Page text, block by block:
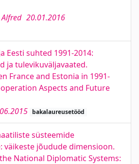
20.01.2016
Eesti suhted 1991-2014:
ja tulevikuväljavaated.
France and Estonia in 1991-
Aspects and Future
bakalaureusetööd
süsteemide
väikeste jõudude dimensioon.
National Diplomatic Systems: